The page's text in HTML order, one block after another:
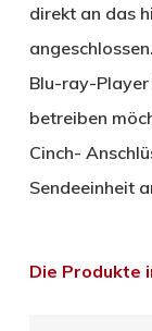
direkt an das
Blu-ray-
betreiben
Cinch-
Sendeeinheit
Die Produkte